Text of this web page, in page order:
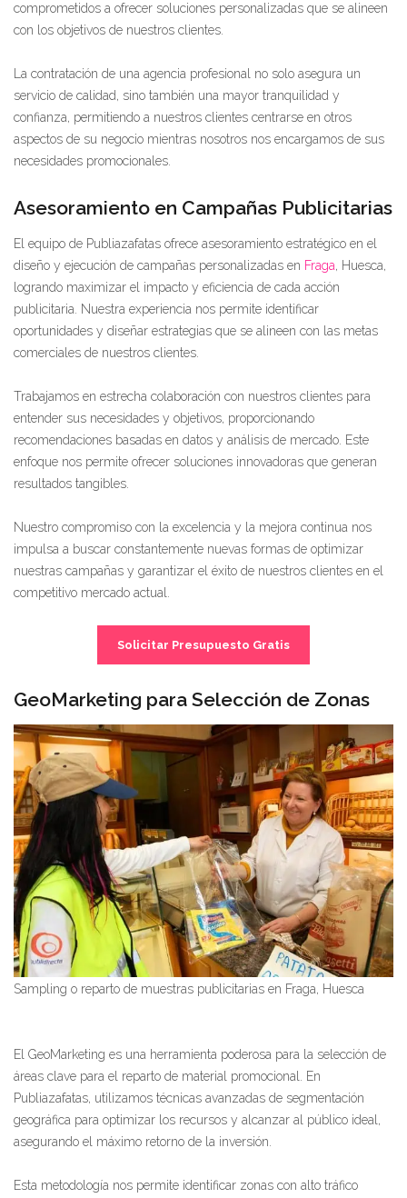
comprometidos a ofrecer soluciones personalizadas que se alineen
con los objetivos de nuestros clientes.
La contratación de una agencia profesional no solo asegura un
servicio de calidad, sino también una mayor tranquilidad y
confianza, permitiendo a nuestros clientes centrarse en otros
aspectos de su negocio mientras nosotros nos encargamos de sus
necesidades promocionales.
Asesoramiento en Campañas Publicitarias
El equipo de Publiazafatas ofrece asesoramiento estratégico en el
diseño y ejecución de campañas personalizadas en Fraga , Huesca,
logrando maximizar el impacto y eficiencia de cada acción
publicitaria. Nuestra experiencia nos permite identificar
oportunidades y diseñar estrategias que se alineen con las metas
comerciales de nuestros clientes.
Trabajamos en estrecha colaboración con nuestros clientes para
entender sus necesidades y objetivos, proporcionando
recomendaciones basadas en datos y análisis de mercado. Este
enfoque nos permite ofrecer soluciones innovadoras que generan
resultados tangibles.
Nuestro compromiso con la excelencia y la mejora continua nos
impulsa a buscar constantemente nuevas formas de optimizar
nuestras campañas y garantizar el éxito de nuestros clientes en el
competitivo mercado actual.
Solicitar Presupuesto Gratis
GeoMarketing para Selección de Zonas
Sampling o reparto de muestras publicitarias en Fraga, Huesca
El GeoMarketing es una herramienta poderosa para la selección de
áreas clave para el reparto de material promocional. En
Publiazafatas, utilizamos técnicas avanzadas de segmentación
geográfica para optimizar los recursos y alcanzar al público ideal,
asegurando el máximo retorno de la inversión.
Esta metodología nos permite identificar zonas con alto tráfico